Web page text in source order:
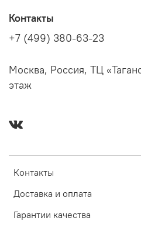
Контакты
Доставка и оплата
Гарантии качества
Контакты
+7 (499) 380-63-23
Москва, Россия, ТЦ
этаж